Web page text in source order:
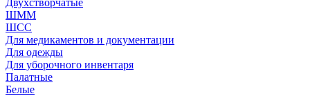
Двухстворчатые
ШММ
ШСС
Для медикаментов и документации
Для одежды
Для уборочного инвентаря
Палатные
Белые